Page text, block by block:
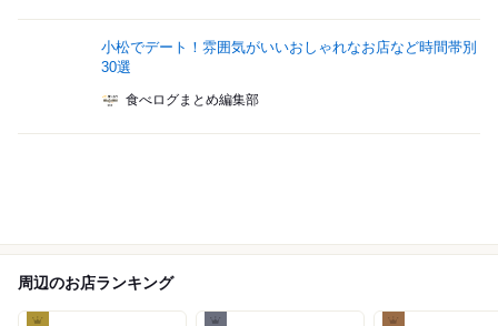
小松でデート！雰囲気がいいおしゃれなお店など時間帯別
30選
食べログまとめ編集部
周辺のお店ランキング